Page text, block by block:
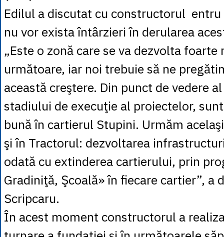
Edilul a discutat cu constructorul entru
nu vor exista întârzieri în derularea
„Este o zonă care se va dezvolta
următoare, iar noi trebuie să ne
această creştere. Din punct de vedere
stadiului de execuţie al proiectelor,
bună în cartierul Stupini. Urmăm
şi în Tractorul: dezvoltarea
odată cu extinderea cartierului, prin
Gradiniţă, Şcoală» în fiecare cartier”, a
Scripcaru.
În acest moment constructorul a